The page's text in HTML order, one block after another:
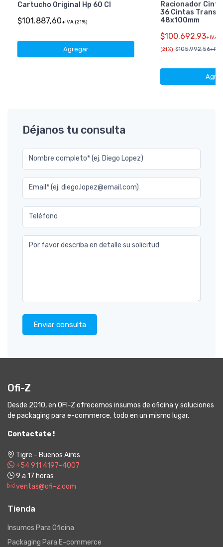
Cartucho Original Hp 60 Cl
$101.887,60+IVA (21%)
Agregar
Racionador
36 Cintas
48x100mm
$100.692,93+IVA
(21%) $105.992,56+IVA
Déjanos tu consulta
Nombre completo* (ej. Diego Lopez)
Email* (ej. diego.lopez@email.com)
Teléfono
Por favor describa en detalle su solicitud
Enviar consulta
Ofi-Z
Desde 2010, en OFI-Z ofrecemos insumos de oficina y soluciones
de packaging para e-commerce, todo en un mismo lugar.
Contactate !
Tigre - Buenos Aires
+54 911 4197-4007
9 a 17 horas
ventas@ofi-z.com
Tienda
Insumos Para Oficina
Packaging Para E-commerce